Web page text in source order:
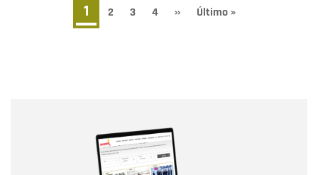
Página
actual
1 Page
2 Page
3 Page
4
Siguiente
››
Última
Último »
Correo electrónico